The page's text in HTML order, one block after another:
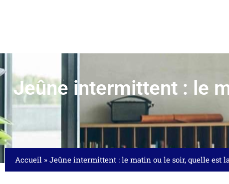
Jeûne intermittent : le
Accueil » Jeûne intermittent : le matin ou le soir, quelle est